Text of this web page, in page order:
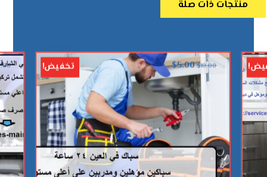
منتجات ذات صلة
$10.00
$5.00 تخفيض!